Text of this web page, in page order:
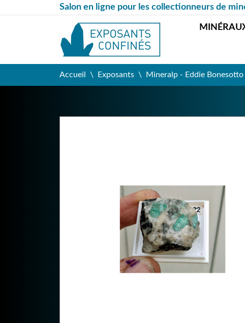
Salon en ligne pour les collectionneurs de
Accueil Exposants Mineralp - Eddie Bonesotto